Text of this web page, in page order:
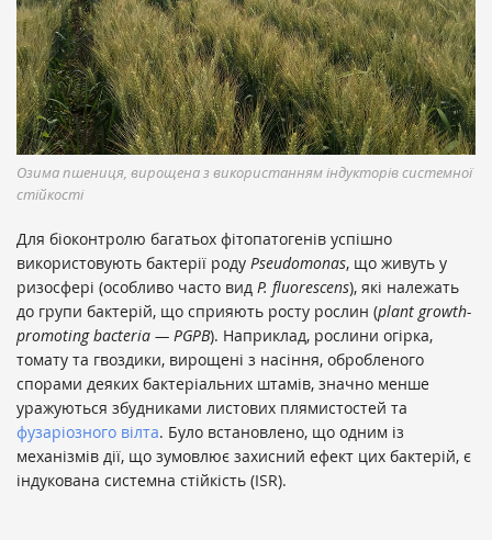
Озима пшениця, вирощена з використанням індукторів системної
стійкості
Для біоконтролю багатьох фітопатогенів успішно
використовують бактерії роду Pseudomonas, що живуть у
ризосфері (особливо часто вид Р. fluorescens), які належать
до групи бактерій, що сприяють росту рослин (plant growth-
promoting bacteria — PGPB). Наприклад, рослини огірка,
томату та гвоздики, вирощені з насіння, обробленого
спорами деяких бактеріальних штамів, значно менше
уражуються збудниками листових плямистостей та
фузаріозного вілта. Було встановлено, що одним із
механізмів дії, що зумовлює захисний ефект цих бактерій, є
індукована системна стійкість (ISR).